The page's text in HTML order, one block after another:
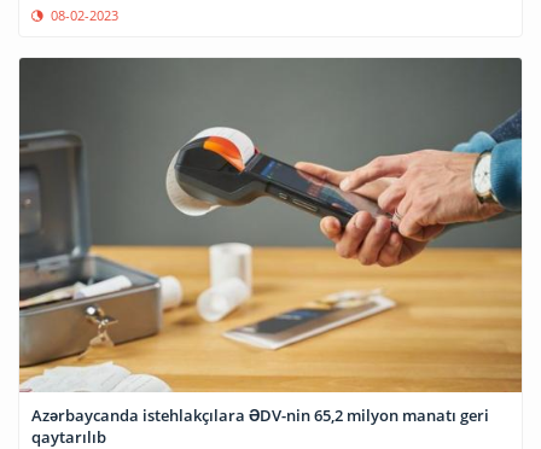
08-02-2023
Azərbaycanda istehlakçılara ƏDV-nin 65,2 milyon manatı geri
qaytarılıb